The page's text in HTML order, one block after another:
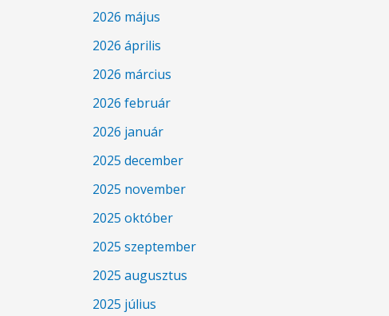
2026 május
2026 április
2026 március
2026 február
2026 január
2025 december
2025 november
2025 október
2025 szeptember
2025 augusztus
2025 július